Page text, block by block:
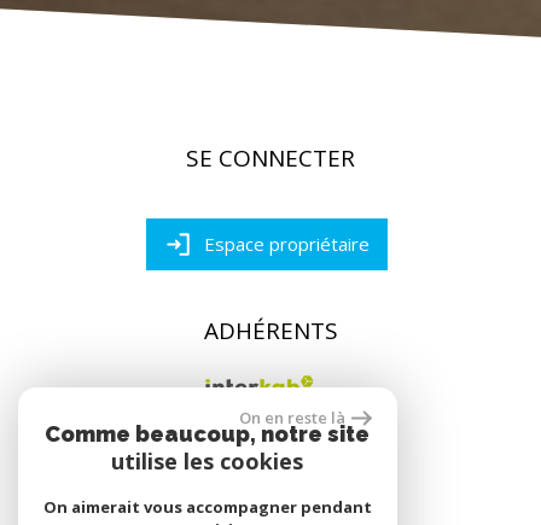
ADHÉRENTS
SE CONNECTER
Espace propriétaire
réalisé par
On en reste là
Comme beaucoup, notre site
utilise les cookies
On aimerait vous accompagner pendant